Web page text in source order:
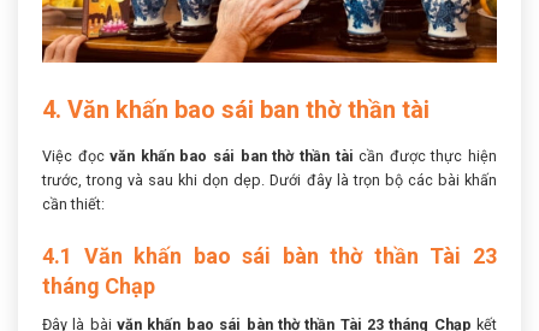
4. Văn khấn bao sái ban thờ thần tài
Việc đọcvăn khấn bao sái ban thờ thần tài cần được thực hiện
trước, trong và sau khi dọn dẹp. Dưới đây là trọn bộ các bài khấn
cần thiết:
4.1 Văn khấn bao sái bàn thờ thần Tài 23
tháng Chạp
Đây là bàivăn khấn bao sái bàn thờ thần Tài 23 tháng Chạp kết